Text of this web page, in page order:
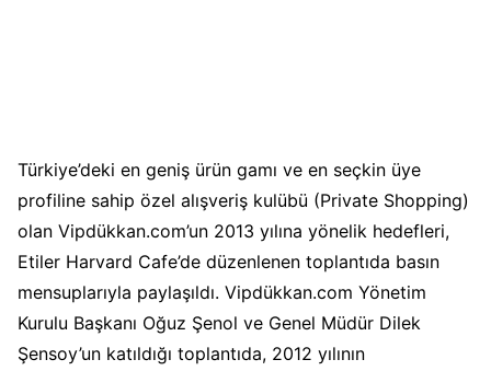
Türkiye’deki en geniş ürün gamı ve en seçkin üye
profiline sahip özel alışveriş kulübü (Private Shopping)
olan Vipdükkan.com’un 2013 yılına yönelik hedefleri,
Etiler Harvard Cafe’de düzenlenen toplantıda basın
mensuplarıyla paylaşıldı. Vipdükkan.com Yönetim
Kurulu Başkanı Oğuz Şenol ve Genel Müdür Dilek
Şensoy’un katıldığı toplantıda, 2012 yılının